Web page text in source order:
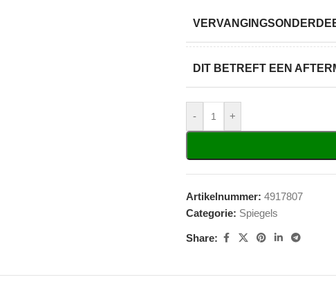
DIT BETREFT EEN
- +
Artikelnummer: 4917807
Categorie: Spiegels
Share: